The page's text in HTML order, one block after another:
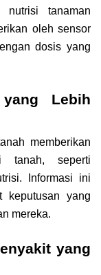
nutrisi tanaman
oleh sensor
dosis yang
yang Lebih
memberikan
tanah, seperti
Informasi ini
keputusan yang
mereka.
yang